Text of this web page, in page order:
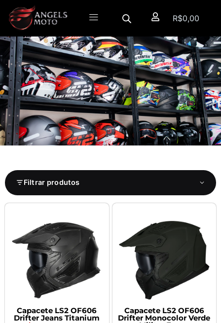
R$0,00
Filtrar produtos
Capacete LS2 OF606
Drifter Jeans Titanium
Capacete LS2 OF606
Drifter Monocolor Verde